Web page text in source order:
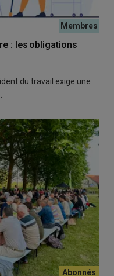
: les obligations
du travail exige une